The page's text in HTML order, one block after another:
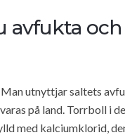
avfukta
utnyttjar saltets
på land. Torrboll i
med kalciumklorid,